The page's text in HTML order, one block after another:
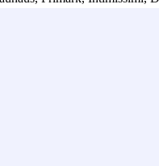
Urban Planet, Club Cuba,